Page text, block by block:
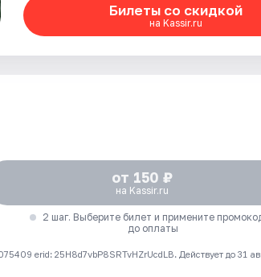
Билеты со скидкой
на Kassir.ru
от 150 ₽
на Kassir.ru
2 шаг. Выберите билет и примените
до оплаты
erid: 25H8d7vbP8SRTvHZrUcdLB. Действует до 31